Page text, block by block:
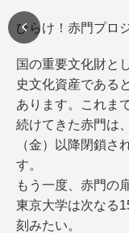
ひらけ！赤門プロ
国の重要文化財と
史文化資産である
あります。これま
続けてきた赤門は
（金）以降閉鎖さ
す。
もう一度、赤門の
東京大学は次なる
刻みたい。